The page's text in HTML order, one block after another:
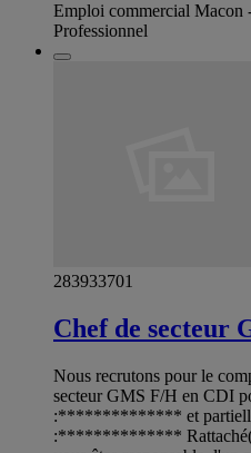
Emploi commercial Macon
Professionnel
283933701
Chef de secteur
Nous recrutons pour le
secteur GMS F/H en CDI
:************** et
:**************